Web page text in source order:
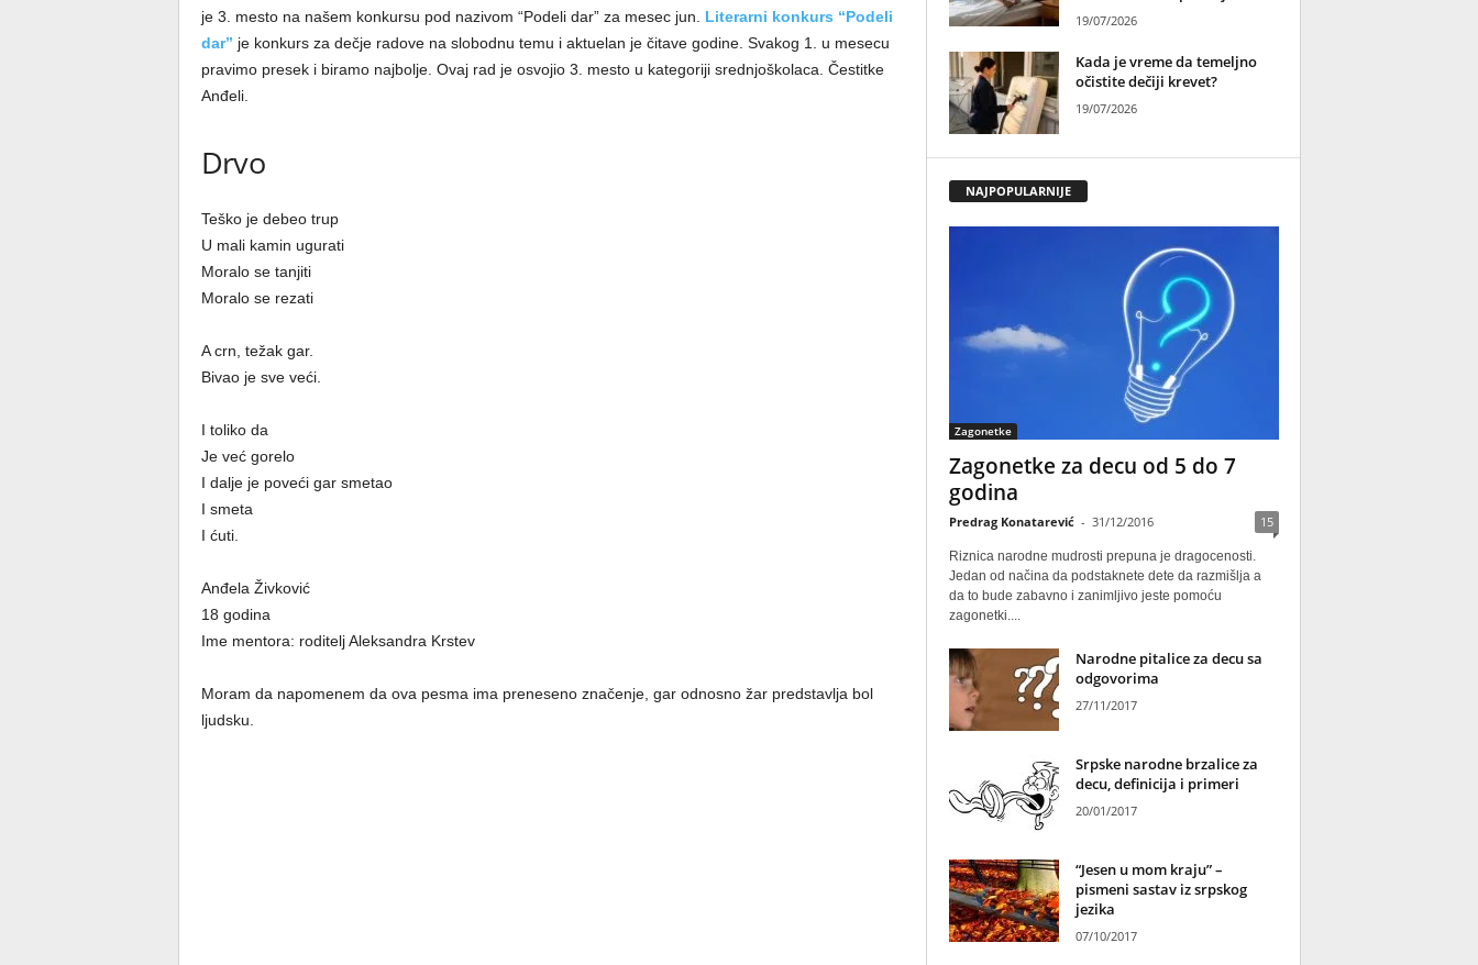
je 3. mesto na našem konkursu pod nazivom “Podeli dar” za mesec jun. Literarni konkurs “Podeli
dar” je konkurs za dečje radove na slobodnu temu i aktuelan je čitave godine. Svakog 1. u mesecu
pravimo presek i biramo najbolje. Ovaj rad je osvojio 3. mesto u kategoriji srednjoškolaca. Čestitke
Anđeli.
Drvo
Teško je debeo trup
U mali kamin ugurati
Moralo se tanjiti
Moralo se rezati
A crn, težak gar.
Bivao je sve veći.
I toliko da
Je već gorelo
I dalje je poveći gar smetao
I smeta
I ćuti.
Anđela Živković
18 godina
Ime mentora: roditelj Aleksandra Krstev
Moram da napomenem da ova pesma ima preneseno značenje, gar odnosno žar predstavlja bol
ljudsku.
19/07/2026
Kada je vreme da temeljno
očistite dečiji krevet?
19/07/2026
NAJPOPULARNIJE
Zagonetke
Zagonetke za decu od 5 do 7
godina
Predrag Konatarević - 31/12/2016 15
Riznica narodne mudrosti prepuna je dragocenosti.
Jedan od načina da podstaknete dete da razmišlja a
da to bude zabavno i zanimljivo jeste pomoću
zagonetki....
Narodne pitalice za decu sa
odgovorima
27/11/2017
Srpske narodne brzalice za
decu, definicija i primeri
20/01/2017
“Jesen u mom kraju” –
pismeni sastav iz srpskog
jezika
07/10/2017